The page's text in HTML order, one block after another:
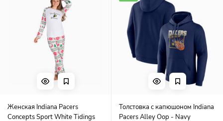
Женская Indiana Pacers
Concepts Sport White Tidings
Толстовка с капюшоном Indiana
Pacers Alley Oop - Navy